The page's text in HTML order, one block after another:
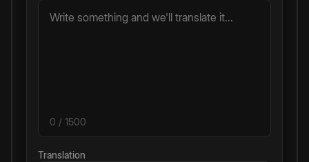
0 / 1500
Translation